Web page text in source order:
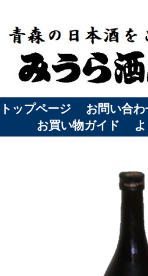
トップページ お問い合わ
お買い物ガイド